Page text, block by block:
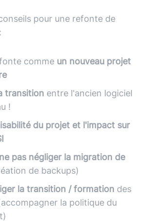
pour une refonte de
comme un nouveau projet
transition entre l'ancien logiciel
!
du projet et l'impact sur
ne pas négliger la migration de
de backups)
la transition / formation des
la politique du